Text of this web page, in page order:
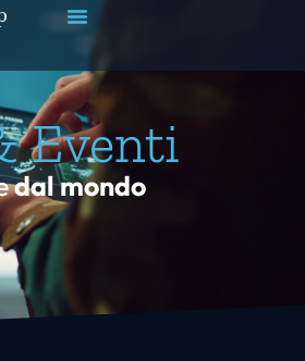
Eventi
dal mondo